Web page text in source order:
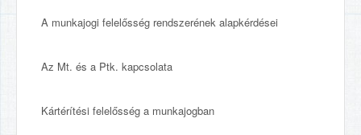
A munkajogi felelősség rendszerének alapkérdései
Az Mt. és a Ptk. kapcsolata
Kártérítési felelősség a munkajogban